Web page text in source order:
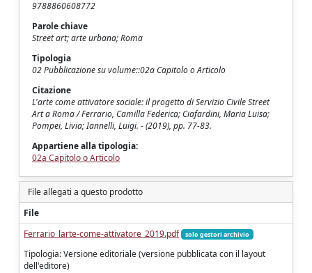
9788860608772
Parole chiave
Street art; arte urbana; Roma
Tipologia
02 Pubblicazione su volume::02a Capitolo o Articolo
Citazione
L'arte come attivatore sociale: il progetto di Servizio Civile Street
Art a Roma / Ferrario, Camilla Federica; Ciafardini, Maria Luisa;
Pompei, Livia; Iannelli, Luigi. - (2019), pp. 77-83.
Appartiene alla tipologia:
02a Capitolo o Articolo
File allegati a questo prodotto
File
Ferrario_larte-come-attivatore_2019.pdf
solo gestori archivio
Tipologia: Versione editoriale (versione pubblicata con il layout
dell'editore)